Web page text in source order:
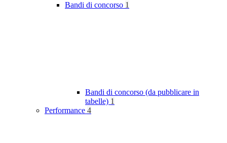
Bandi di concorso 1
Bandi di concorso (da pubblicare in
tabelle) 1
Performance 4